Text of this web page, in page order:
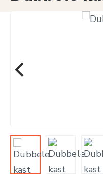
Afbeeldingengalerij